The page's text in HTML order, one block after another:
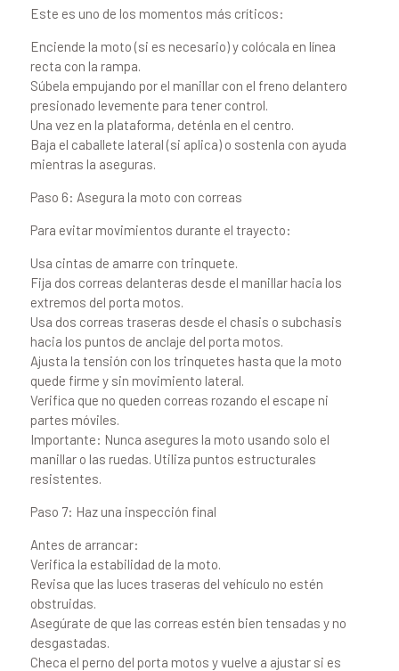
Este es uno de los momentos más críticos:
Enciende la moto (si es necesario) y colócala en línea
recta con la rampa.
Súbela empujando por el manillar con el freno delantero
presionado levemente para tener control.
Una vez en la plataforma, deténla en el centro.
Baja el caballete lateral (si aplica) o sostenla con ayuda
mientras la aseguras.
Paso 6: Asegura la moto con correas
Para evitar movimientos durante el trayecto:
Usa cintas de amarre con trinquete.
Fija dos correas delanteras desde el manillar hacia los
extremos del porta motos.
Usa dos correas traseras desde el chasis o subchasis
hacia los puntos de anclaje del porta motos.
Ajusta la tensión con los trinquetes hasta que la moto
quede firme y sin movimiento lateral.
Verifica que no queden correas rozando el escape ni
partes móviles.
Importante: Nunca asegures la moto usando solo el
manillar o las ruedas. Utiliza puntos estructurales
resistentes.
Paso 7: Haz una inspección final
Antes de arrancar:
Verifica la estabilidad de la moto.
Revisa que las luces traseras del vehículo no estén
obstruidas.
Asegúrate de que las correas estén bien tensadas y no
desgastadas.
Checa el perno del porta motos y vuelve a ajustar si es